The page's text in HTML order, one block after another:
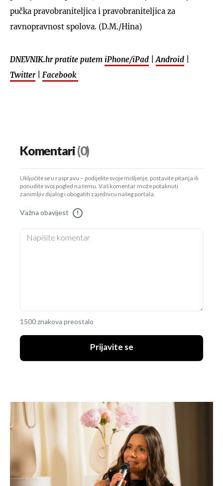
pučka pravobraniteljica i pravobraniteljica za
ravnopravnost spolova. (D.M./Hina)
DNEVNIK.hr pratite putem iPhone/iPad Android
Twitter| Facebook
Komentari(0)
Uključite se u raspravu – podijelite svoje mišljenje, postavite pitanja ili
ponudite svoj pogled na temu. Vaš komentar može potaknuti
zanimljiv dijalog i obogatiti zajednicu našeg portala.
Važna obavijest !
1500 znakova preostalo
Prijavite se
UKLJUČITE NOTIFIKACIJE